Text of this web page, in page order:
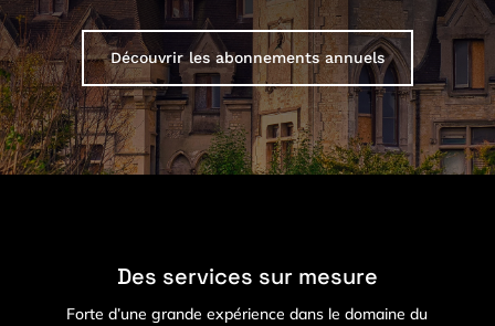
Découvrir les abonnements annuels
Des services sur mesure
Forte d’une grande expérience dans le domaine du